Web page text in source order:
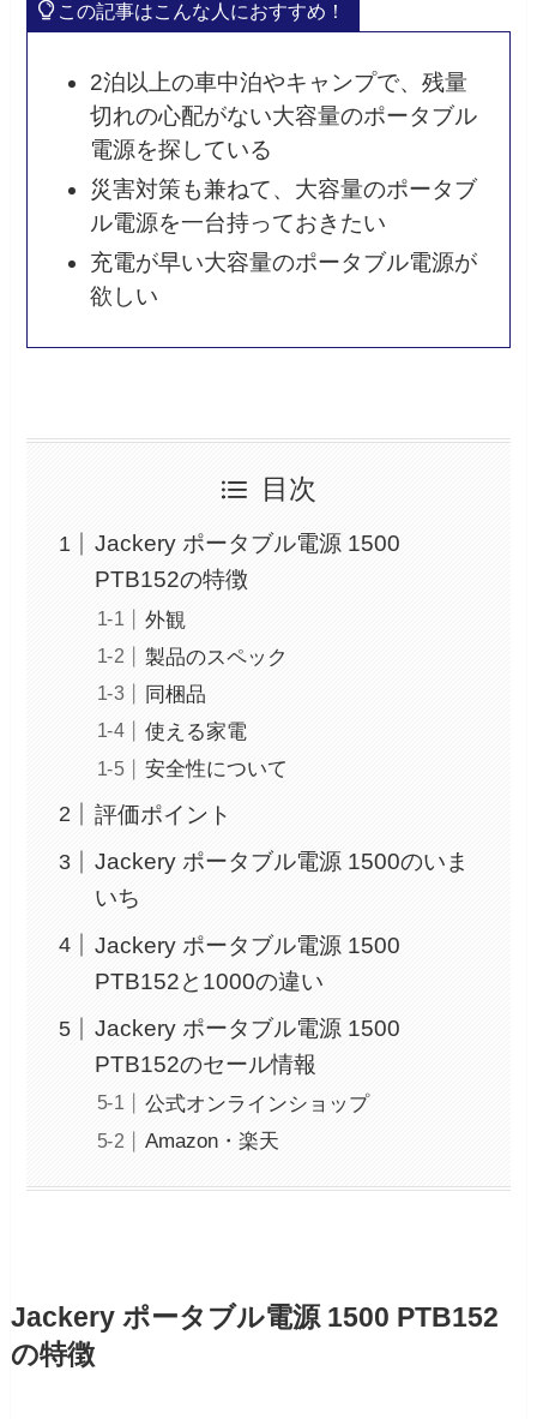
この記事はこんな人におすすめ！
2泊以上の車中泊やキャンプで、残量
切れの心配がない大容量のポータブル
電源を探している
災害対策も兼ねて、大容量のポータブ
ル電源を一台持っておきたい
充電が早い大容量のポータブル電源が
欲しい
目次
Jackery ポータブル電源 1500
PTB152の特徴
外観
製品のスペック
同梱品
使える家電
安全性について
評価ポイント
Jackery ポータブル電源 1500のいま
いち
Jackery ポータブル電源 1500
PTB152と1000の違い
Jackery ポータブル電源 1500
PTB152のセール情報
公式オンラインショップ
Amazon・楽天
Jackery ポータブル電源 1500 PTB152
の特徴